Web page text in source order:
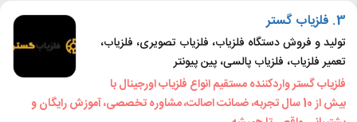
3. فلزیاب گستر
تولید و فروش دستگاه فلزیاب، فلزیاب تصویری، فلزیاب،
تعمیر فلزیاب، فلزیاب پالسی، پین پیونتر
فلزیاب گستر واردکننده مستقیم انواع فلزیاب اورجینال با
بیش از 10 سال تجربه، ضمانت اصالت، مشاوره تخصصی، آموزش رایگان و